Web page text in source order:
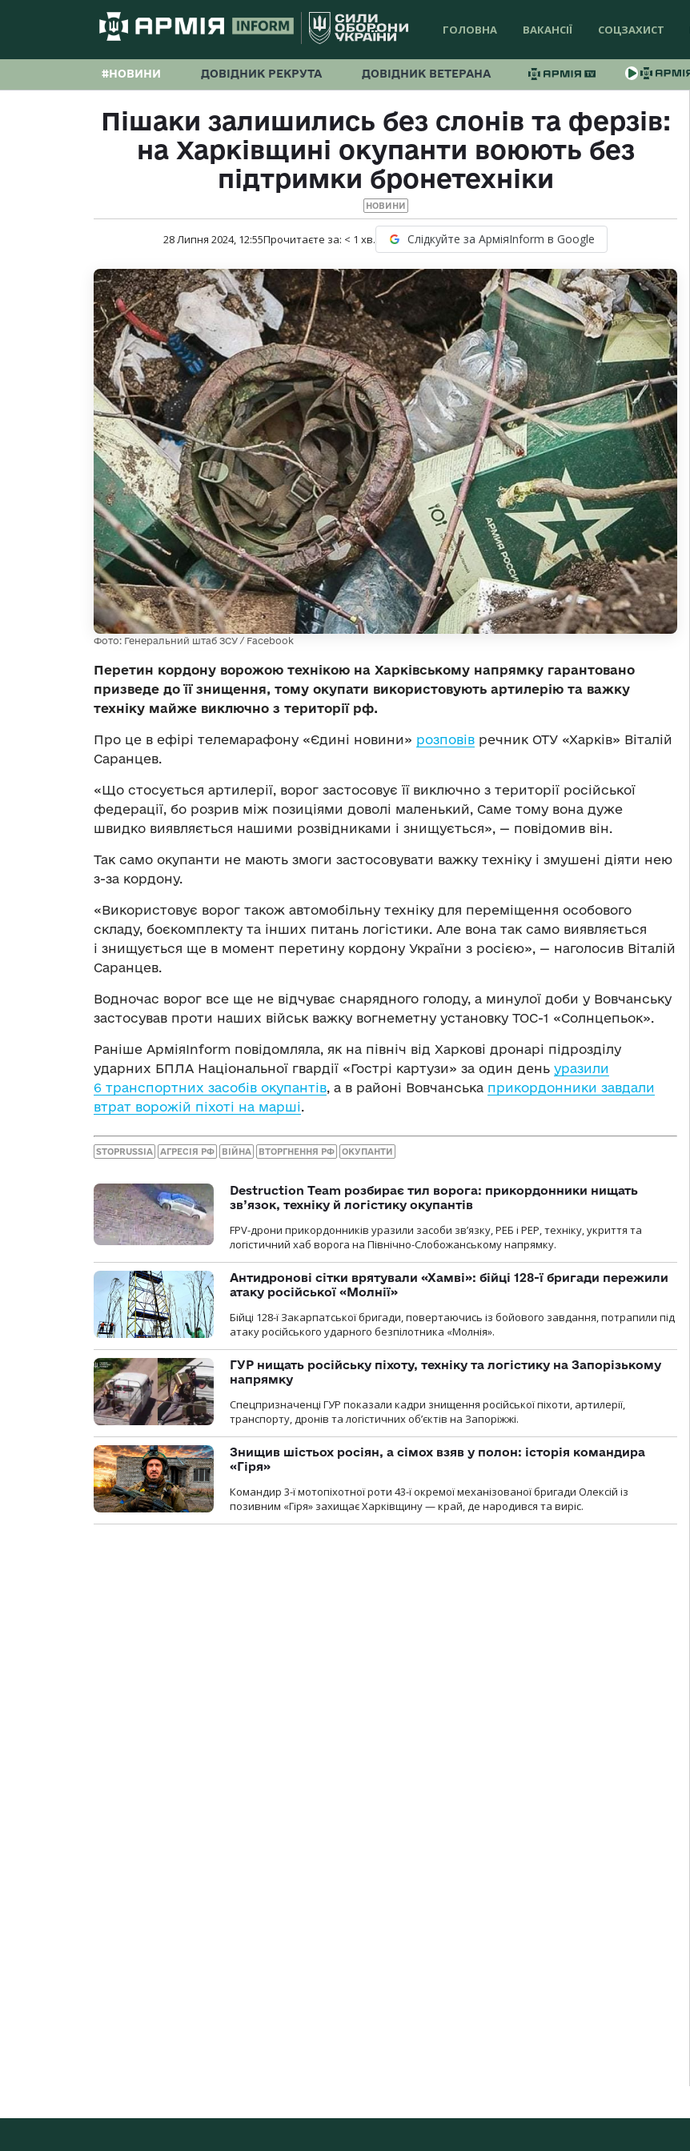
ГОЛОВНА ВАКАНСІЇ СОЦЗАХИСТ
#НОВИНИ ДОВІДНИК РЕКРУТА ДОВІДНИК ВЕТЕРАНА
Пішаки залишились без слонів та ферзів:
на Харківщині окупанти воюють без
підтримки бронетехніки
НОВИНИ
28 Липня 2024, 12:55Прочитаєте за: < 1 хв. Слідкуйте за АрміяInform в Google
Фото: Генеральний штаб ЗСУ / Facebook
Перетин кордону ворожою технікою на Харківському напрямку гарантовано
призведе до її знищення, тому окупати використовують артилерію та важку
техніку майже виключно з території рф.
Про це в ефірі телемарафону «Єдині новини» розповів речник ОТУ «Харків» Віталій
Саранцев.
«Що стосується артилерії, ворог застосовує її виключно з території російської
федерації, бо розрив між позиціями доволі маленький, Саме тому вона дуже
швидко виявляється нашими розвідниками і знищується», — повідомив він.
Так само окупанти не мають змоги застосовувати важку техніку і змушені діяти нею
з-за кордону.
«Використовує ворог також автомобільну техніку для переміщення особового
складу, боєкомплекту та інших питань логістики. Але вона так само виявляється
і знищується ще в момент перетину кордону України з росією», — наголосив Віталій
Саранцев.
Водночас ворог все ще не відчуває снарядного голоду, а минулої доби у Вовчанську
застосував проти наших військ важку вогнеметну установку ТОС-1 «Солнцепьок».
Раніше АрміяInform повідомляла, як на північ від Харкові дронарі підрозділу
ударних БПЛА Національної гвардії «Гострі картузи» за один день уразили
6 транспортних засобів окупантів, а в районі Вовчанська прикордонники завдали
втрат ворожій піхоті на марші.
STOPRUSSIA АГРЕСІЯ РФ ВІЙНА ВТОРГНЕННЯ РФ ОКУПАНТИ
Destruction Team розбирає тил ворога: прикордонники нищать
зв’язок, техніку й логістику окупантів
FPV-дрони прикордонників уразили засоби зв’язку, РЕБ і РЕР, техніку, укриття та
логістичний хаб ворога на Північно-Слобожанському напрямку.
Антидронові сітки врятували «Хамві»: бійці 128-ї бригади пережили
атаку російської «Молнії»
Бійці 128-ї Закарпатської бригади, повертаючись із бойового завдання, потрапили під
атаку російського ударного безпілотника «Молнія».
ГУР нищать російську піхоту, техніку та логістику на Запорізькому
напрямку
Спецпризначенці ГУР показали кадри знищення російської піхоти, артилерії,
транспорту, дронів та логістичних об’єктів на Запоріжжі.
Знищив шістьох росіян, а сімох взяв у полон: історія командира
«Гіря»
Командир 3-ї мотопіхотної роти 43-ї окремої механізованої бригади Олексій із
позивним «Гіря» захищає Харківщину — край, де народився та виріс.